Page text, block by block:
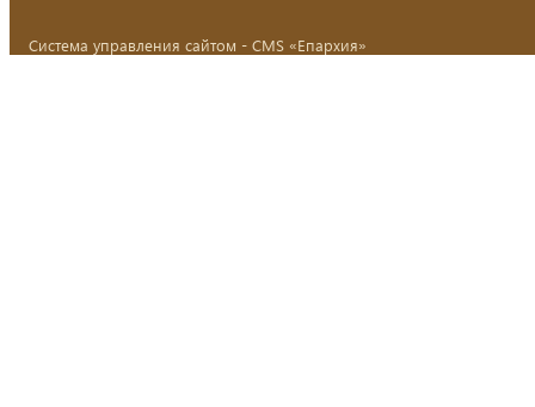
Система управления сайтом - CMS «Епархия»